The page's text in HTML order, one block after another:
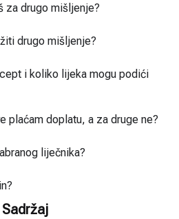
za drugo mišljenje?
drugo mišljenje?
i koliko lijeka mogu podići
plaćam doplatu, a za druge ne?
liječnika?
Sadržaj